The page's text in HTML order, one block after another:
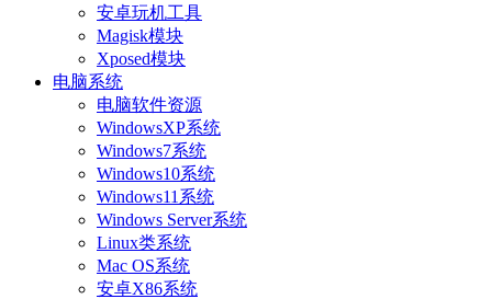
安卓玩机工具
Magisk模块
Xposed模块
电脑系统
电脑软件资源
WindowsXP系统
Windows7系统
Windows10系统
Windows11系统
Windows Server系统
Linux类系统
Mac OS系统
安卓X86系统